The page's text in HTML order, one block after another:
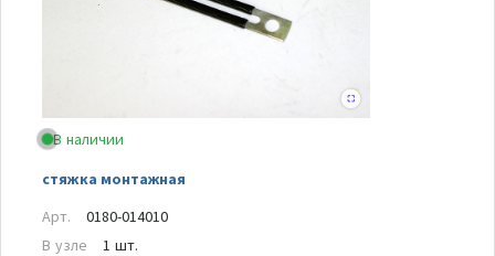
В наличии
стяжка монтажная
Арт.
0180-014010
В узле
1 шт.